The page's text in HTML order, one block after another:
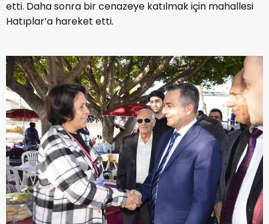
etti. Daha sonra bir cenazeye katılmak için mahallesi
Hatıplar’a hareket etti.